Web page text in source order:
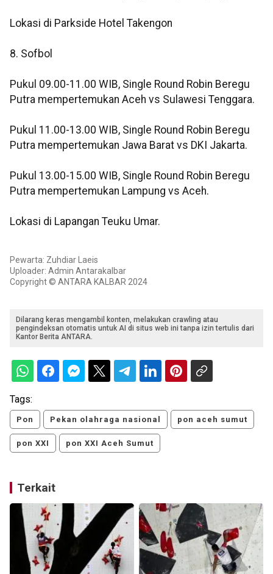
Lokasi di Parkside Hotel Takengon
8. Sofbol
Pukul 09.00-11.00 WIB, Single Round Robin Beregu
Putra mempertemukan Aceh vs Sulawesi Tenggara.
Pukul 11.00-13.00 WIB, Single Round Robin Beregu
Putra mempertemukan Jawa Barat vs DKI Jakarta.
Pukul 13.00-15.00 WIB, Single Round Robin Beregu
Putra mempertemukan Lampung vs Aceh.
Lokasi di Lapangan Teuku Umar.
Pewarta: Zuhdiar Laeis
Uploader: Admin Antarakalbar
Copyright © ANTARA KALBAR 2024
Dilarang keras mengambil konten, melakukan crawling atau
pengindeksan otomatis untuk AI di situs web ini tanpa izin tertulis dari
Kantor Berita ANTARA.
Tags:
Pon Pekan olahraga nasional pon aceh sumut
pon XXI pon XXI Aceh Sumut
Terkait